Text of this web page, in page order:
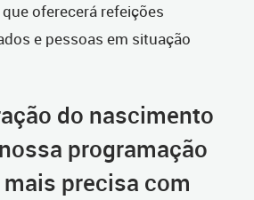
oferecerá refeições
e pessoas em situação
do nascimento
programação
precisa com